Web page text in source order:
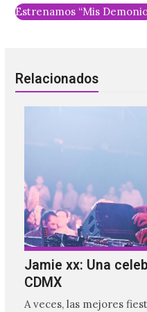
Estrenamos “Mis
Relacionados
Jamie xx: Una
CDMX
A veces, las mejores